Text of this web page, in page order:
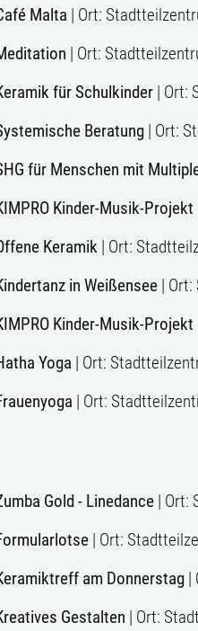
Malta | Ort:
| Ort:
für Schulkinder | Ort:
Beratung | Ort:
für Menschen mit
Kinder-Musik-Projekt
Keramik | Ort:
in Weißensee |
Kinder-Musik-Projekt
Yoga | Ort:
| Ort:
Gold - Linedance | Ort:
| Ort:
am Donnerstag |
Gestalten | Ort: